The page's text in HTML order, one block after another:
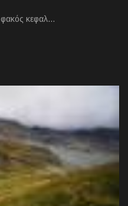
κεφαλ…